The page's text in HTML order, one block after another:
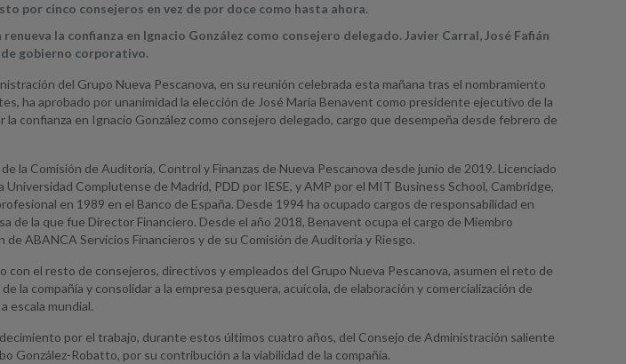
por cinco consejeros en vez de por doce como hasta ahora.
la confianza en Ignacio González como consejero delegado. Javier Carral, José Fafián
gobierno corporativo.
del Grupo Nueva Pescanova, en su reunión celebrada esta mañana tras el nombramiento
ha aprobado por unanimidad la elección de José María Benavent como presidente ejecutivo de la
la confianza en Ignacio González como consejero delegado, cargo que desempeña desde febrero de
la Comisión de Auditoría, Control y Finanzas de Nueva Pescanova desde junio de 2019. Licenciado
Universidad Complutense de Madrid, PDD por IESE, y AMP por el MIT Business School, Cambridge,
en 1989 en el Banco de España. Desde 1994 ha ocupado cargos de responsabilidad en
de la que fue Director Financiero. Desde el año 2018, Benavent ocupa el cargo de Miembro
ABANCA Servicios Financieros y de su Comisión de Auditoría y Riesgo.
con el resto de consejeros, directivos y empleados del Grupo Nueva Pescanova, asumen el reto de
la compañía y consolidar a la empresa pesquera, acuícola, de elaboración y comercialización de
escala mundial.
por el trabajo, durante estos últimos cuatro años, del Consejo de Administración saliente
González-Robatto, por su contribución a la viabilidad de la compañía.